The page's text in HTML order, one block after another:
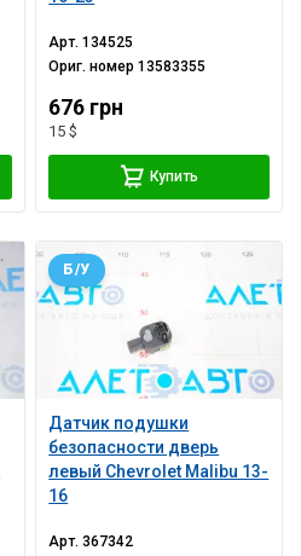
Арт.134525
Ориг. номер13583355
676 грн
15 $
Купить
Датчик подушки
безопасности дверь
левый Chevrolet Malibu 13-
16
Б/У
Арт.367342